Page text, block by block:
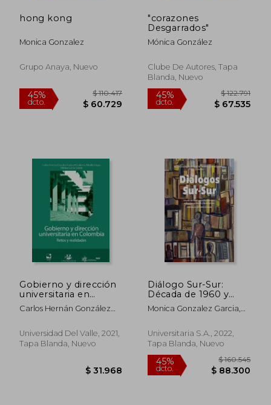
45%
dcto. $ 53.424
45%
dcto. $
hong kong
Monica Gonzalez
Grupo Anaya, Nuevo
"corazones
Desgarrados"
Mónica González
Clube De Autores, Tapa
Blanda, Nuevo
Gobierno y dirección
universitaria en
Colombia. Retos y
realidades
Carlos Hernán González
Vargas, Mónica García
Solarte
Universidad Del Valle, 2021,
Tapa Blanda, Nuevo
Diálogo Sur-Sur:
Década de 1960 y
Transformaciones
Culturales en Brasil y
Monica Gonzalez Garcia,
Universitaria S.A., 2022,
Tapa Blanda, Nuevo